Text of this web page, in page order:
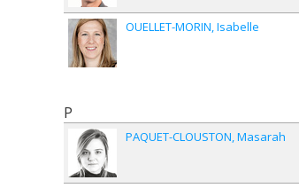
OUELLET-MORIN Isabelle
P
PAQUET-CLOUSTON Masarah